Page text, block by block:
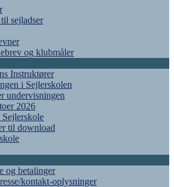
sejladser
og klubmåler
Instruktører
i Sejlerskolen
undervisningen
2026
til download
og betalinger
kontakt-oplysninger